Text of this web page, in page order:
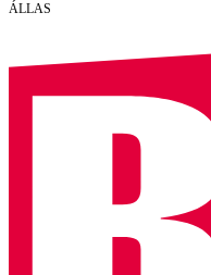
ÁLLAS